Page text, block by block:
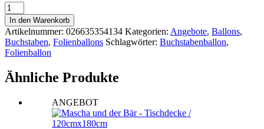
Folienballon
SuperShape
Buchstabe
G
Blau/81cm
Menge
In den Warenkorb
Artikelnummer: 026635354134 Kategorien: Angebote, Ballons,
Buchstaben, Folienballons Schlagwörter: Buchstabenballon,
Folienballon
Ähnliche Produkte
ANGEBOT